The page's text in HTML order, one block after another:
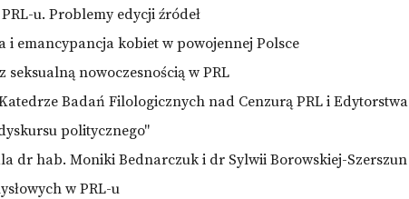
u. Problemy edycji źródeł
emancypancja kobiet w powojennej Polsce
nowoczesnością w PRL
Badań Filologicznych nad Cenzurą PRL i Edytorstwa
politycznego"
dr hab. Moniki Bednarczuk i dr Sylwii Borowskiej-Szerszun
w PRL-u